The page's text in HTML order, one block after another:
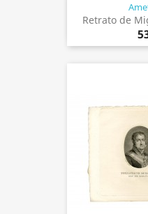
Retrato de